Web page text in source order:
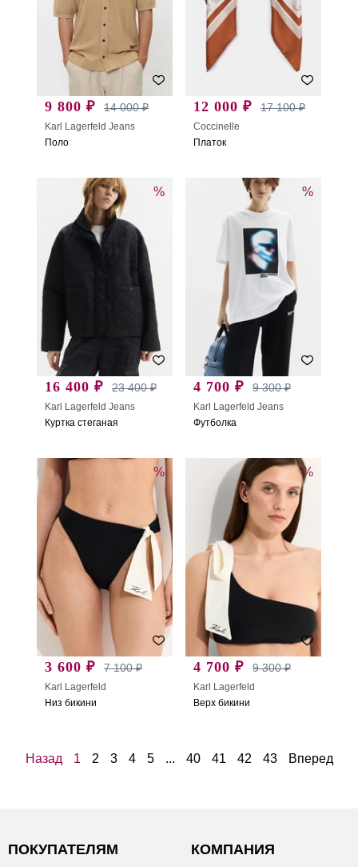
9 800 ₽ 14 000 ₽
Karl Lagerfeld Jeans
Поло
12 000 ₽ 17 100 ₽
Coccinelle
Платок
%
16 400 ₽ 23 400 ₽
Karl Lagerfeld Jeans
Куртка стеганая
%
4 700 ₽ 9 300 ₽
Karl Lagerfeld Jeans
Футболка
%
3 600 ₽ 7 100 ₽
Karl Lagerfeld
Низ бикини
%
4 700 ₽ 9 300 ₽
Karl Lagerfeld
Верх бикини
Назад 1 2 3 4 5 ... 40 41 42 43 Вперед
ПОКУПАТЕЛЯМ КОМПАНИЯ